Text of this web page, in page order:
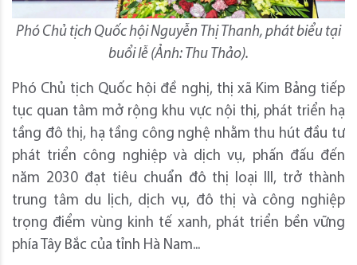
Phó Chủ tịch Quốc hội Nguyễn Thị Thanh, phát biểu tại
buổi lễ (Ảnh: Thu Thảo).
Phó Chủ tịch Quốc hội đề nghị, thị xã Kim Bảng tiếp
tục quan tâm mở rộng khu vực nội thị, phát triển hạ
tầng đô thị, hạ tầng công nghệ nhằm thu hút đầu tư
phát triển công nghiệp và dịch vụ, phấn đấu đến
năm 2030 đạt tiêu chuẩn đô thị loại III, trở thành
trung tâm du lịch, dịch vụ, đô thị và công nghiệp
trọng điểm vùng kinh tế xanh, phát triển bền vững
phía Tây Bắc của tỉnh Hà Nam...